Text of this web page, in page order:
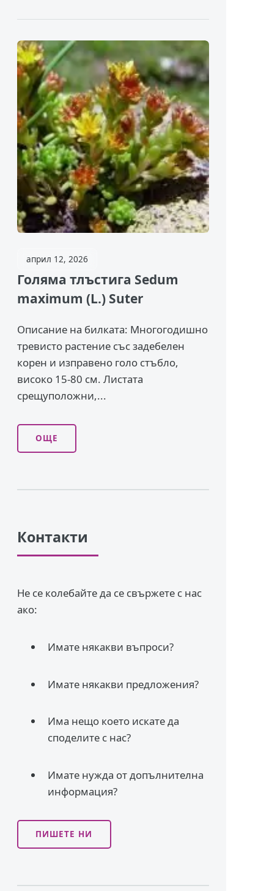
април 12, 2026
Голяма тлъстига Sedum
maximum (L.) Suter
Описание на билката: Многогодишно
тревисто растение със задебелен
корен и изправено го­ло стъбло,
високо 15-80 см. Листата
срещуположни,...
ОЩЕ
Контакти
Не се колебайте да се свържете с нас
ако:
Имате някакви въпроси?
Имате някакви предложения?
Има нещо което искате да
споделите с нас?
Имате нужда от допълнителна
информация?
ПИШЕТЕ НИ